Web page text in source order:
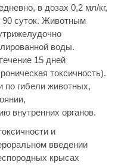
в дозах 0,2 мл/кг,
90 суток. Животным
воды.
15 дней
токсичность).
по гибели животных,
внутренних органов.
и
введении
крысах